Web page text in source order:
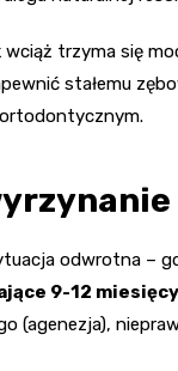
wciąż trzyma się
stałemu
odwrotna –
9-12
(agenezja),